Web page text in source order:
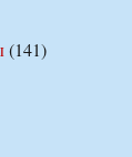
(141)